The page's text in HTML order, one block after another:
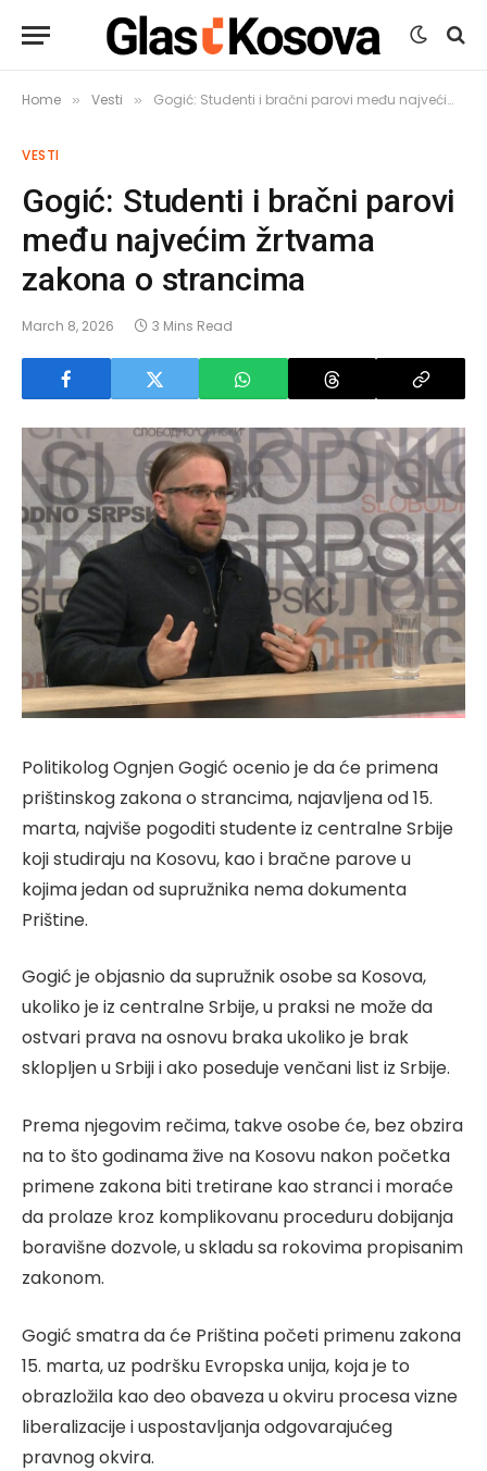
Home » Vesti » Gogić: Studenti i bračni parovi među najvećim žrtvama zakona o strancima
VESTI
Gogić: Studenti i bračni parovi
među najvećim žrtvama
zakona o strancima
March 8, 2026 3 Mins Read
Politikolog Ognjen Gogić ocenio je da će primena
prištinskog zakona o strancima, najavljena od 15.
marta, najviše pogoditi studente iz centralne Srbije
koji studiraju na Kosovu, kao i bračne parove u
kojima jedan od supružnika nema dokumenta
Prištine.
Gogić je objasnio da supružnik osobe sa Kosova,
ukoliko je iz centralne Srbije, u praksi ne može da
ostvari prava na osnovu braka ukoliko je brak
sklopljen u Srbiji i ako poseduje venčani list iz Srbije.
Prema njegovim rečima, takve osobe će, bez obzira
na to što godinama žive na Kosovu nakon početka
primene zakona biti tretirane kao stranci i moraće
da prolaze kroz komplikovanu proceduru dobijanja
boravišne dozvole, u skladu sa rokovima propisanim
zakonom.
Gogić smatra da će Priština početi primenu zakona
15. marta, uz podršku Evropska unija, koja je to
obrazložila kao deo obaveza u okviru procesa vizne
liberalizacije i uspostavljanja odgovarajućeg
pravnog okvira.